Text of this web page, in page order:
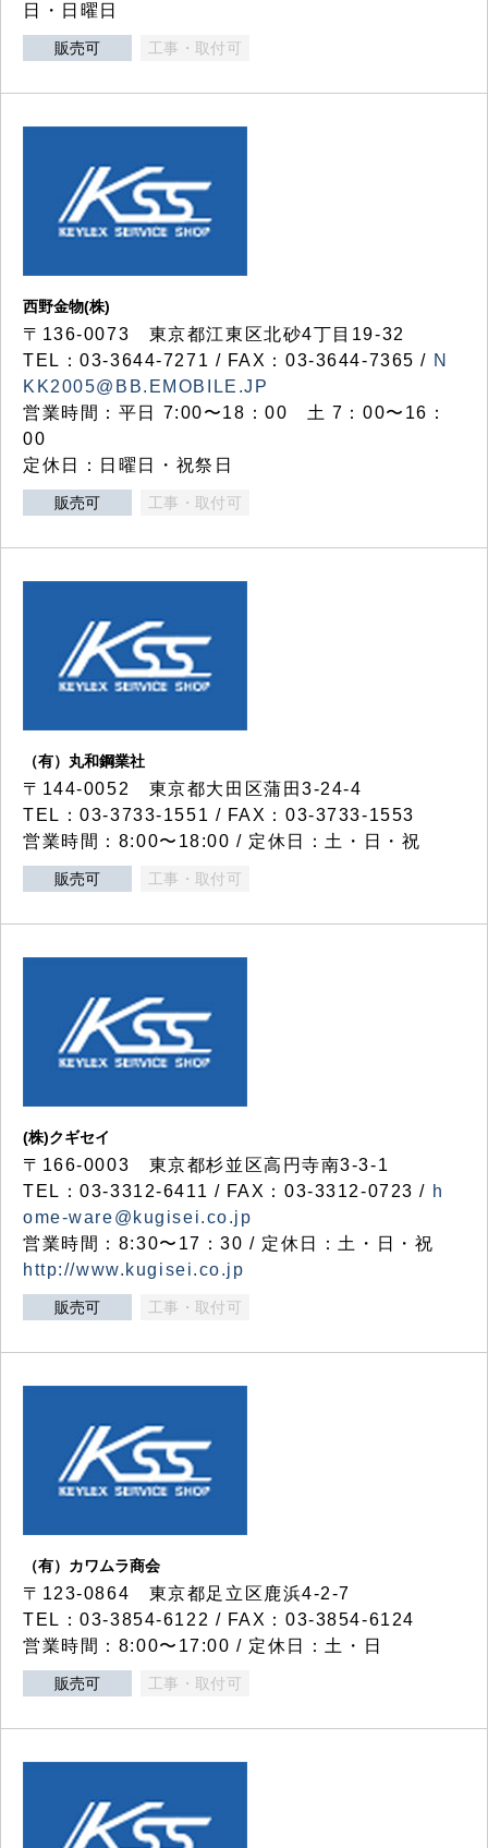
日・日曜日
販売可 工事・取付可
西野金物(株)
〒136-0073 東京都江東区北砂4丁目19-32
TEL：03‐3644‐7271 / FAX：03-3644-7365 / N
KK2005@BB.EMOBILE.JP
営業時間：平日 7:00〜18：00 土 7：00〜16：
00
定休日：日曜日・祝祭日
販売可 工事・取付可
（有）丸和鋼業社
〒144-0052 東京都大田区蒲田3-24-4
TEL：03-3733-1551 / FAX：03-3733-1553
営業時間：8:00〜18:00 / 定休日：土・日・祝
販売可 工事・取付可
(株)クギセイ
〒166-0003 東京都杉並区高円寺南3-3-1
TEL：03-3312-6411 / FAX：03-3312-0723 / h
ome-ware@kugisei.co.jp
営業時間：8:30〜17：30 / 定休日：土・日・祝
http://www.kugisei.co.jp
販売可 工事・取付可
（有）カワムラ商会
〒123-0864 東京都足立区鹿浜4-2-7
TEL：03-3854-6122 / FAX：03-3854-6124
営業時間：8:00〜17:00 / 定休日：土・日
販売可 工事・取付可